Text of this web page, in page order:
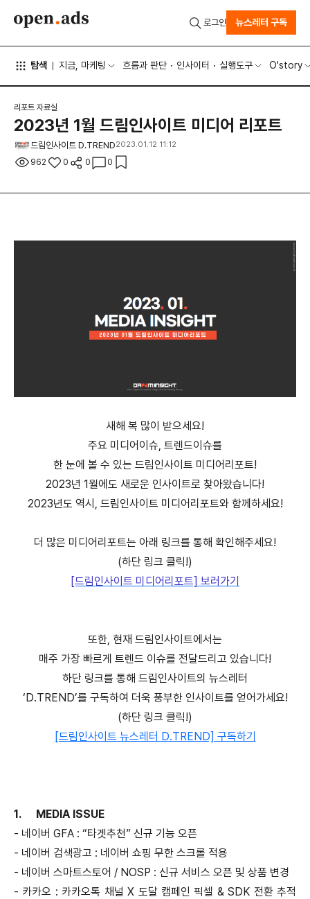
탐색 지금, 마케팅 흐름과 판단 인사이터 실행도구 O'story
로그인 뉴스레터 구독
리포트 자료실
2023년 1월 드림인사이트 미디어 리포트
드림인사이트 D.TREND2023.01.12 11:12
962 0 0 0
새해 복 많이 받으세요!
주요 미디어이슈, 트렌드이슈를
한 눈에 볼 수 있는 드림인사이트 미디어리포트!
2023년 1월에도 새로운 인사이트로 찾아왔습니다!
2023년도 역시, 드림인사이트 미디어리포트와 함께하세요!
더 많은 미디어리포트는 아래 링크를 통해 확인해주세요!
(하단 링크 클릭!)
[드림인사이트 미디어리포트] 보러가기
또한, 현재 드림인사이트에서는
매주 가장 빠르게 트렌드 이슈를 전달드리고 있습니다!
하단 링크를 통해 드림인사이트의 뉴스레터
‘D.TREND’를 구독하여 더욱 풍부한 인사이트를 얻어가세요!
(하단 링크 클릭!)
[드림인사이트 뉴스레터 D.TREND] 구독하기
1.
MEDIA ISSUE
- 네이버 GFA : “타겟추천” 신규 기능 오픈
- 네이버 검색광고 : 네이버 쇼핑 무한 스크롤 적용
- 네이버 스마트스토어 / NOSP : 신규 서비스 오픈 및 상품 변경
- 카카오 : 카카오톡 채널 X 도달 캠페인 픽셀 & SDK 전환 추적